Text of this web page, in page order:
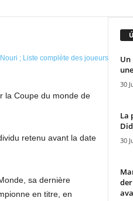
la Coupe du monde de
retenu avant la date
sa dernière
en titre, en
Un
30
La
30